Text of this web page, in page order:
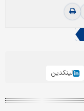
لینکدین